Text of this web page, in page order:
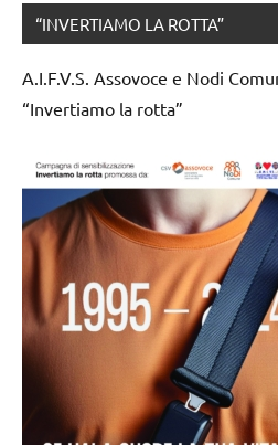
“INVERTIAMO LA ROTTA”
A.I.F.V.S. Assovoce e Nodi
“Invertiamo la rotta”